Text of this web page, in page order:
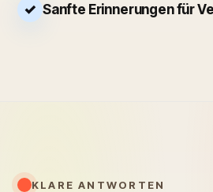
Sanfte Erinnerungen für
KLARE ANTWORTEN